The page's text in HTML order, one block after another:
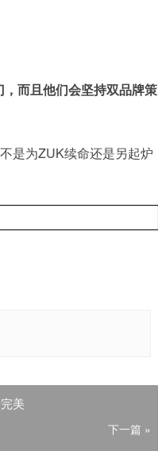
而且他们会坚持双品牌策
是为ZUK续命还是另起炉
美
下一篇 »